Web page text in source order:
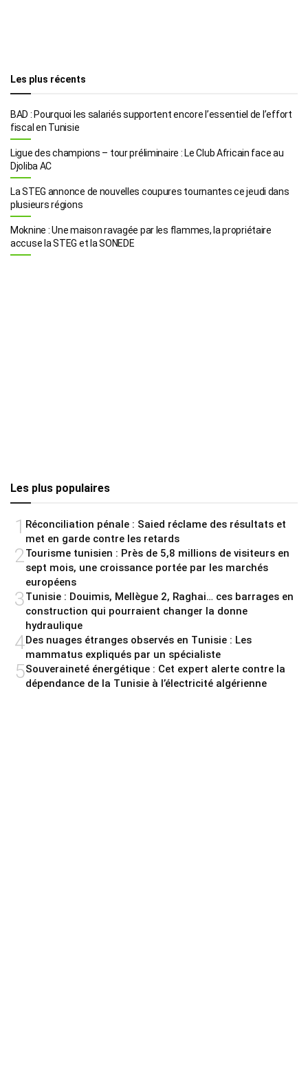
Les plus récents
BAD : Pourquoi les salariés supportent encore l’essentiel de l’effort
fiscal en Tunisie
Ligue des champions – tour préliminaire : Le Club Africain face au
Djoliba AC
La STEG annonce de nouvelles coupures tournantes ce jeudi dans
plusieurs régions
Moknine : Une maison ravagée par les flammes, la propriétaire
accuse la STEG et la SONEDE
Les plus populaires
1 Réconciliation pénale : Saied réclame des résultats et
met en garde contre les retards
2Tourisme tunisien : Près de 5,8 millions de visiteurs en
sept mois, une croissance portée par les marchés
européens
3Tunisie : Douimis, Mellègue 2, Raghai… ces barrages en
construction qui pourraient changer la donne
hydraulique
4Des nuages étranges observés en Tunisie : Les
mammatus expliqués par un spécialiste
5Souveraineté énergétique : Cet expert alerte contre la
dépendance de la Tunisie à l’électricité algérienne